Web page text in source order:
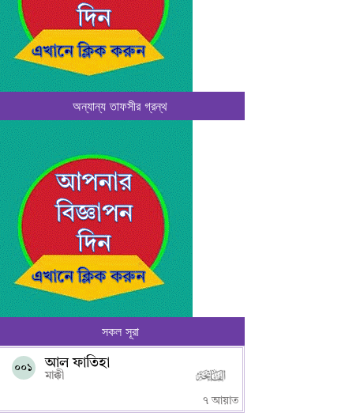
অন্যান্য তাফসীর গ্রন্থ
সকল সূরা
০০১ আল ফাতিহা
মাক্কী
৭ আয়াত